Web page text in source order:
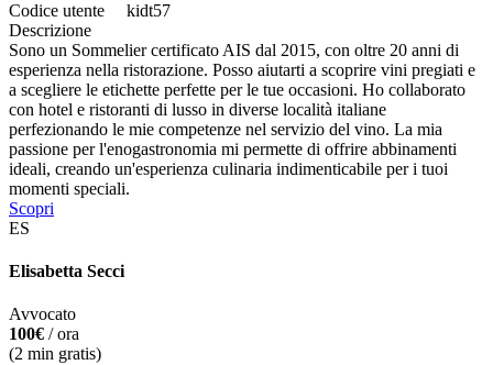
Codice utente
kidt57
Descrizione
Sono un Sommelier certificato AIS dal 2015, con oltre 20 anni di
esperienza nella ristorazione. Posso aiutarti a scoprire vini pregiati e
a scegliere le etichette perfette per le tue occasioni. Ho collaborato
con hotel e ristoranti di lusso in diverse località italiane
perfezionando le mie competenze nel servizio del vino. La mia
passione per l'enogastronomia mi permette di offrire abbinamenti
ideali, creando un'esperienza culinaria indimenticabile per i tuoi
momenti speciali.
Scopri
ES
Elisabetta Secci
Avvocato
100€ / ora
(2 min gratis)